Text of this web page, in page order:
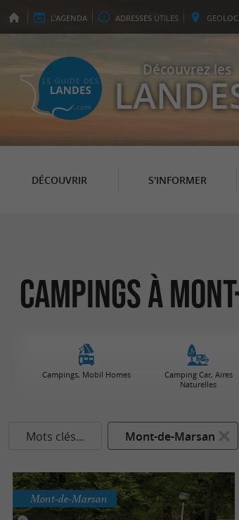
L'AGENDA ADRESSES UTILES GEO
Découvrez les
DÉCOUVRIR S'INFORMER
Campings à
Campings, Mobil Homes
Camping Car, Aires
Naturelles
Mots clés... Mont-de-Marsan
Mont-de-Marsan